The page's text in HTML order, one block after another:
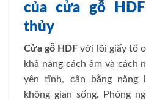
của cửa gỗ
thủy
Cửa gỗ HDF với lõi giấy tổ
khả năng cách âm và
yên tĩnh, cân bằng năng
không gian sống. Phòng